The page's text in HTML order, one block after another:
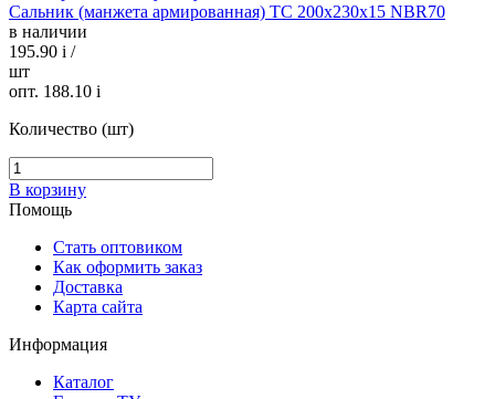
Сальник (манжета армированная) TC 200x230x15 NBR70
в наличии
195.90 i /
шт
опт. 188.10 i
Количество (шт)
В корзину
Помощь
Стать оптовиком
Как оформить заказ
Доставка
Карта сайта
Информация
Каталог